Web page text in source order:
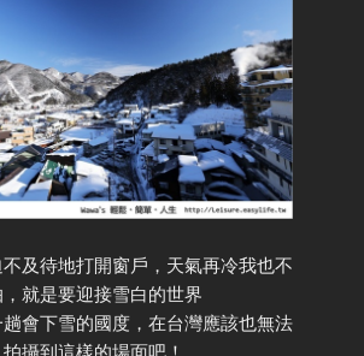
及待地打開窗戶，天氣再冷我也不
，就是要迎接雪白的世界
會下雪的國度，在台灣應該也無法